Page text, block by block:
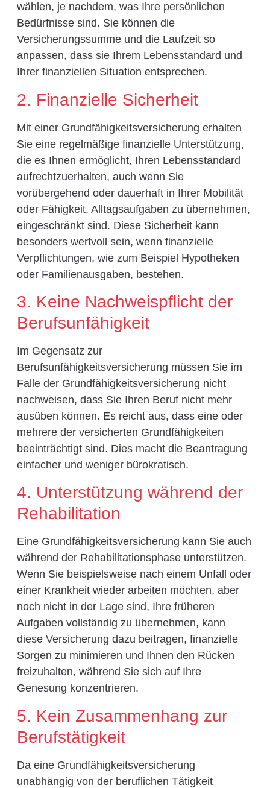
wählen, je nachdem, was Ihre persönlichen
Bedürfnisse sind. Sie können die
Versicherungssumme und die Laufzeit so
anpassen, dass sie Ihrem Lebensstandard und
Ihrer finanziellen Situation entsprechen.
2. Finanzielle Sicherheit
Mit einer Grundfähigkeitsversicherung erhalten
Sie eine regelmäßige finanzielle Unterstützung,
die es Ihnen ermöglicht, Ihren Lebensstandard
aufrechtzuerhalten, auch wenn Sie
vorübergehend oder dauerhaft in Ihrer Mobilität
oder Fähigkeit, Alltagsaufgaben zu übernehmen,
eingeschränkt sind. Diese Sicherheit kann
besonders wertvoll sein, wenn finanzielle
Verpflichtungen, wie zum Beispiel Hypotheken
oder Familienausgaben, bestehen.
3. Keine Nachweispflicht der
Berufsunfähigkeit
Im Gegensatz zur
Berufsunfähigkeitsversicherung müssen Sie im
Falle der Grundfähigkeitsversicherung nicht
nachweisen, dass Sie Ihren Beruf nicht mehr
ausüben können. Es reicht aus, dass eine oder
mehrere der versicherten Grundfähigkeiten
beeinträchtigt sind. Dies macht die Beantragung
einfacher und weniger bürokratisch.
4. Unterstützung während der
Rehabilitation
Eine Grundfähigkeitsversicherung kann Sie auch
während der Rehabilitationsphase unterstützen.
Wenn Sie beispielsweise nach einem Unfall oder
einer Krankheit wieder arbeiten möchten, aber
noch nicht in der Lage sind, Ihre früheren
Aufgaben vollständig zu übernehmen, kann
diese Versicherung dazu beitragen, finanzielle
Sorgen zu minimieren und Ihnen den Rücken
freizuhalten, während Sie sich auf Ihre
Genesung konzentrieren.
5. Kein Zusammenhang zur
Berufstätigkeit
Da eine Grundfähigkeitsversicherung
unabhängig von der beruflichen Tätigkeit